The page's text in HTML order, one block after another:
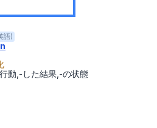
語)
動,-した結果,-の状態